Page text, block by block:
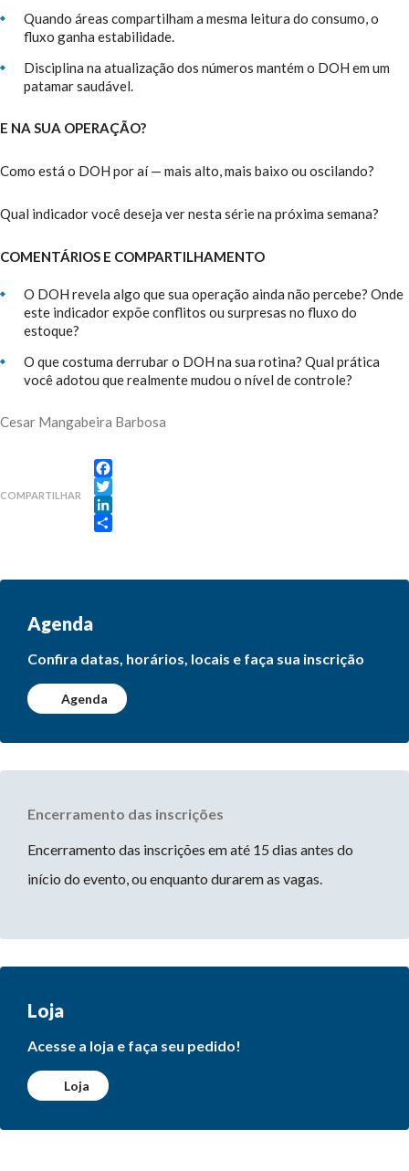
Quando áreas compartilham a mesma leitura do consumo, o
fluxo ganha estabilidade.
Disciplina na atualização dos números mantém o DOH em um
patamar saudável.
E NA SUA OPERAÇÃO?
Como está o DOH por aí — mais alto, mais baixo ou oscilando?
Qual indicador você deseja ver nesta série na próxima semana?
COMENTÁRIOS E COMPARTILHAMENTO
O DOH revela algo que sua operação ainda não percebe? Onde
este indicador expõe conflitos ou surpresas no fluxo do
estoque?
O que costuma derrubar o DOH na sua rotina? Qual prática
você adotou que realmente mudou o nível de controle?
Cesar Mangabeira Barbosa
COMPARTILHAR
Facebook
Twitter
LinkedIn
Agenda
Confira datas, horários, locais e faça sua inscrição
Agenda
Encerramento das inscrições
Encerramento das inscrições em até 15 dias antes do
início do evento, ou enquanto durarem as vagas.
Loja
Acesse a loja e faça seu pedido!
Loja